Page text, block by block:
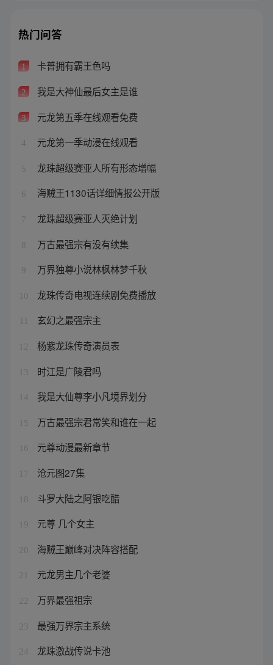
热门问答
1 卡普拥有霸王色吗
2 我是大神仙最后女主是谁
3 元龙第五季在线观看免费
4 元龙第一季动漫在线观看
5 龙珠超级赛亚人所有形态增幅
6 海贼王1130话详细情报公开版
7 龙珠超级赛亚人灭绝计划
8 万古最强宗有没有续集
9 万界独尊小说林枫林梦千秋
10 龙珠传奇电视连续剧免费播放
玄幻之最强宗主
12 杨紫龙珠传奇演员表
13 时江是广陵君吗
14 我是大仙尊李小凡境界划分
15 万古最强宗君常笑和谁在一起
16 元尊动漫最新章节
17 沧元图27集
18 斗罗大陆之阿银吃醋
19 元尊 几个女主
20 海贼王巅峰对决阵容搭配
21 元龙男主几个老婆
22 万界最强祖宗
23 最强万界宗主系统
24 龙珠激战传说卡池